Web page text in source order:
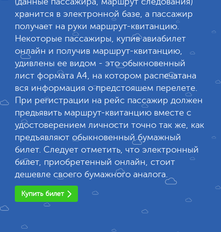
хранится в электронной базе, а пассажир
получает на руки маршрут-квитанцию.
Некоторые пассажиры, купив авиабилет
онлайн и получив маршрут-квитанцию,
удивлены ее видом - это обыкновенный
лист формата А4, на котором распечатана
вся информация о предстояшем перелете.
При регистрации на рейс пассажир должен
предьявить маршрут-квитанцию вместе с
удостоверением личности точно так же, как
предъявляют обыкновенный бумажный
билет. Следует отметить, что электронный
билет, приобретенный онлайн, стоит
дешевле своего бумажного аналога.
Купить билет